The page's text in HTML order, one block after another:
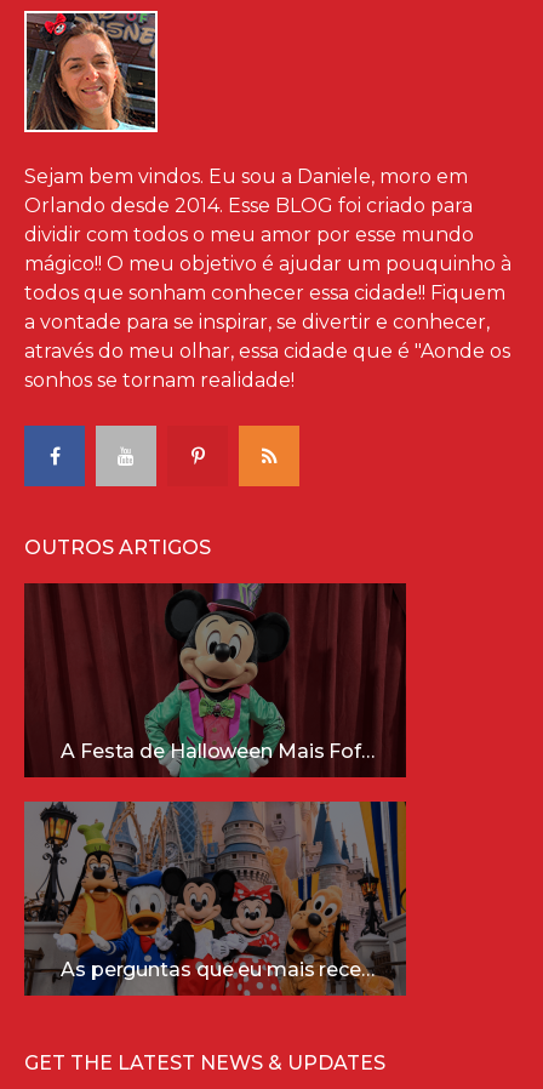
Sejam bem vindos. Eu sou a Daniele, moro em
Orlando desde 2014. Esse BLOG foi criado para
dividir com todos o meu amor por esse mundo
mágico!! O meu objetivo é ajudar um pouquinho à
todos que sonham conhecer essa cidade!! Fiquem
a vontade para se inspirar, se divertir e conhecer,
através do meu olhar, essa cidade que é "Aonde os
sonhos se tornam realidade!
OUTROS ARTIGOS
A Festa de Halloween Mais Fofa da Disney Está Chegando!
As perguntas que eu mais recebo sobre a Disney (e as respostas mais sinceras!)
GET THE LATEST NEWS & UPDATES